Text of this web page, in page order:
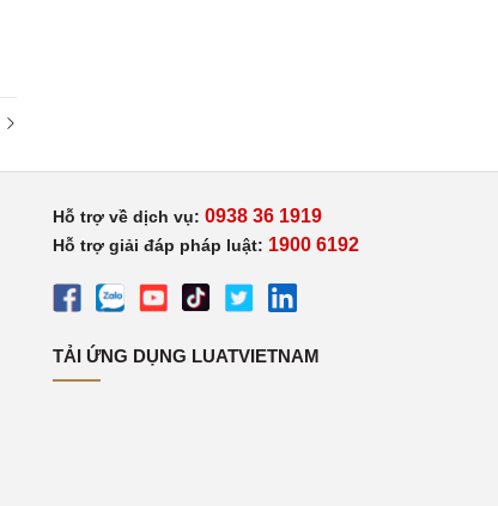
Hỗ trợ về dịch vụ: 0938 36 1919
Hỗ trợ giải đáp pháp luật: 1900 6192
TẢI ỨNG DỤNG LUATVIETNAM